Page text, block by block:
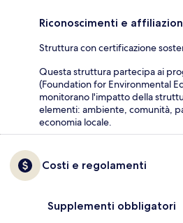
Riconoscimenti e
Struttura con certificazione
Questa struttura partecipa ai
(Foundation for Environmental
monitorano l'impatto della
elementi: ambiente, comunità,
economia locale.
Costi e regolamenti
Supplementi obbligatori